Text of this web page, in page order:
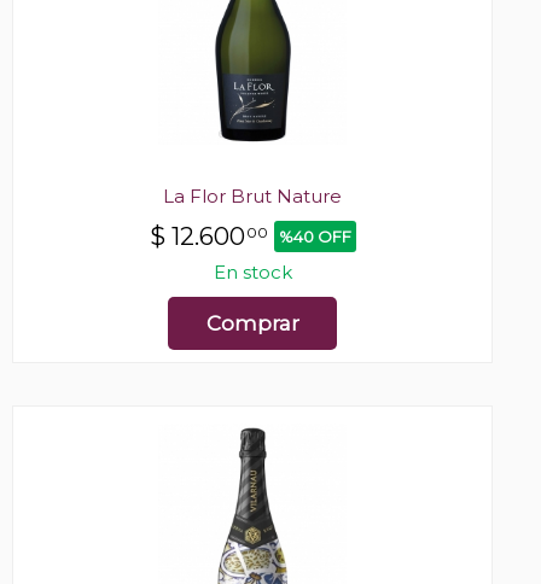
La Flor Brut Nature
$ 12.60000 %40 OFF
En stock
Comprar